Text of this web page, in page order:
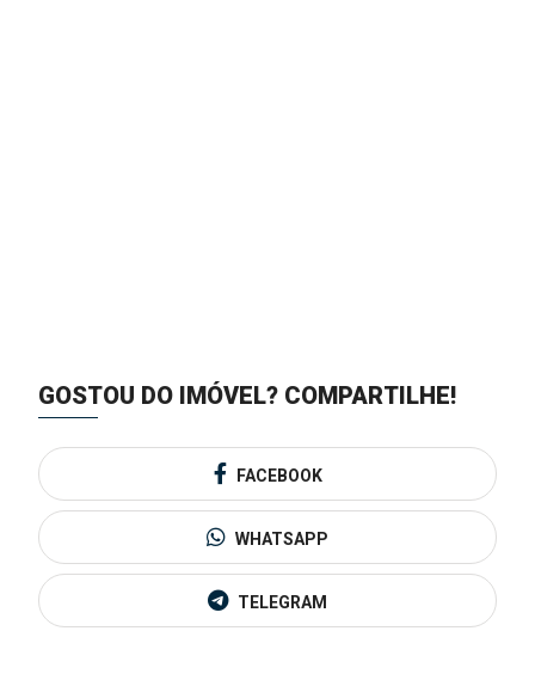
GOSTOU DO IMÓVEL? COMPARTILHE!
FACEBOOK
WHATSAPP
TELEGRAM